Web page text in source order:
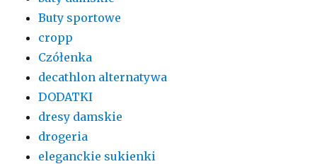
Buty sportowe
cropp
Czółenka
decathlon alternatywa
DODATKI
dresy damskie
drogeria
eleganckie sukienki